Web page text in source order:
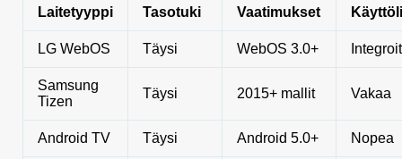
Laitetyyppi Tasotuki Vaatimukset
LG WebOS Täysi WebOS 3.0+
Samsung
Tizen
Täysi 2015+ mallit Vakaa
Android TV Täysi Android 5.0+ Nopea